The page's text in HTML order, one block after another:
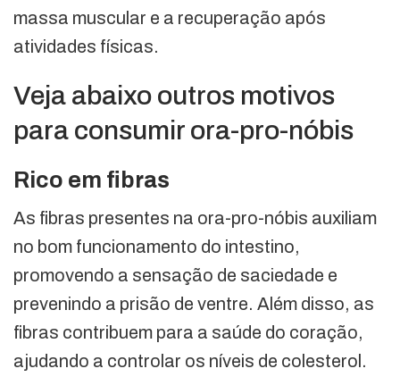
massa muscular e a recuperação após
atividades físicas.
Veja abaixo outros motivos
para consumir ora-pro-nóbis
Rico em fibras
As fibras presentes na ora-pro-nóbis auxiliam
no bom funcionamento do intestino,
promovendo a sensação de saciedade e
prevenindo a prisão de ventre. Além disso, as
fibras contribuem para a saúde do coração,
ajudando a controlar os níveis de colesterol.